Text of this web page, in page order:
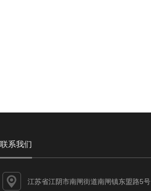
联系我们
江苏省江阴市南闸街道南闸镇东盟路5号